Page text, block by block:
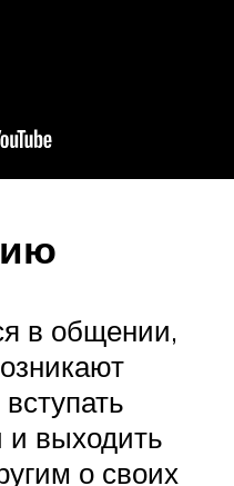
в общении,
и выходить
о своих